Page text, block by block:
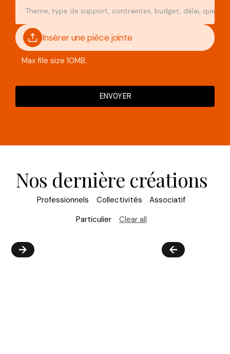
Insérer une pièce jointe
Max file size 10MB.
Nos dernière créations
Professionnels Collectivités
Associatif
Particulier
Clear all